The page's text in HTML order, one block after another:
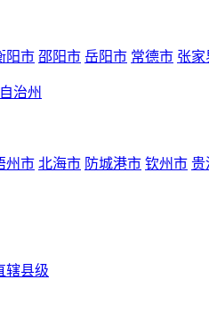
阳市 邵阳市 岳阳市 常德市 张家
治州
州市 北海市 防城港市 钦州市 贵
辖县级